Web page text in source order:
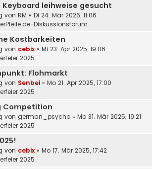
Keyboard leihweise gesucht
von RM « Di 24. Mär 2026, 11:06
Diskussionsforum
Kostbarkeiten
von cebix « Mi 23. Apr 2025, 19:06
2025
Flohmarkt
von Senbei « Mo 21. Apr 2025, 17:00
2025
Competition
von german_psycho « Mo 31. Mär 2025, 19:21
2025
von cebix « Mo 17. Mär 2025, 17:42
2025